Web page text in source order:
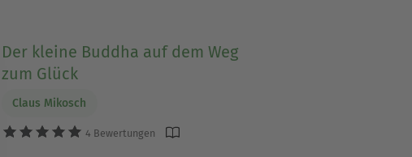
Der kleine Buddha auf dem Weg
zum Glück
Claus Mikosch
4 Bewertungen